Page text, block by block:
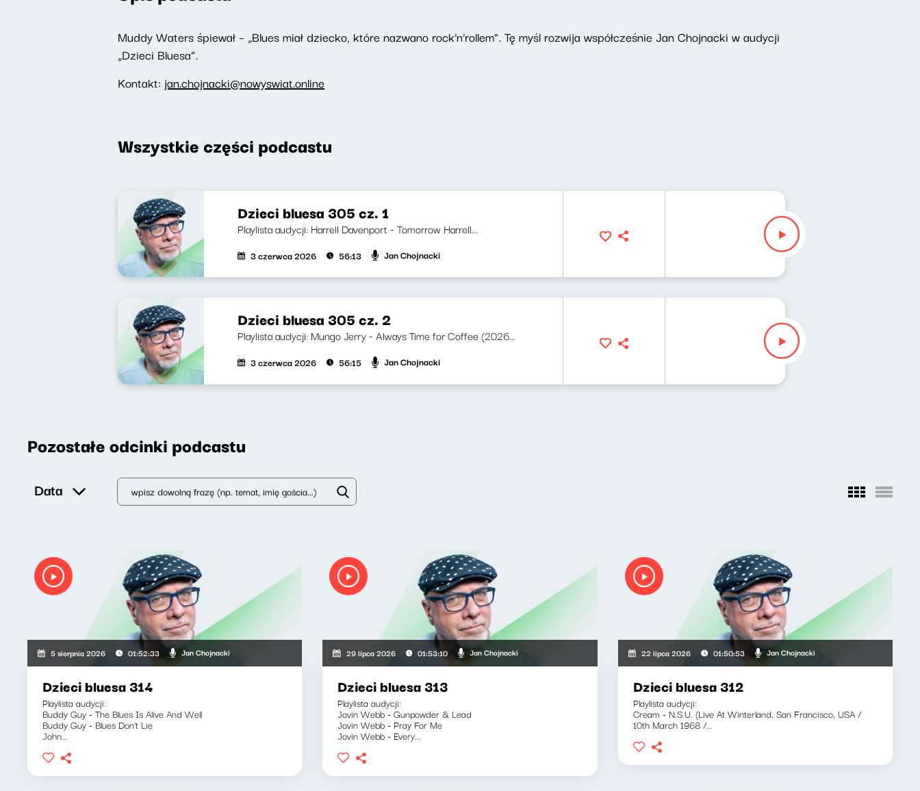
Muddy Waters śpiewał – „Blues miał dziecko, które nazwano rock’n’rollem”. Tę myśl rozwija współcześnie Jan Chojnacki w audycji
„Dzieci Bluesa”.
Kontakt: jan.chojnacki@nowyswiat.online
Wszystkie części podcastu
Dzieci bluesa 305 cz. 1
Playlista audycji: Harrell Davenport - Tomorrow Harrell...
3 czerwca 2026 56:13 Jan Chojnacki
Dzieci bluesa 305 cz. 2
Playlista audycji: Mungo Jerry - Always Time for Coffee (2026...
3 czerwca 2026 56:15 Jan Chojnacki
Pozostałe odcinki podcastu
Data
5 sierpnia 2026 01:52:33 Jan Chojnacki
Dzieci bluesa 314
Playlista audycji:
Buddy Guy - The Blues Is Alive And Well
Buddy Guy - Blues Don't Lie
John...
29 lipca 2026 01:53:10 Jan Chojnacki
Dzieci bluesa 313
Playlista audycji:
Jovin Webb - Gunpowder & Lead
Jovin Webb - Pray For Me
Jovin Webb - Every...
22 lipca 2026 01:50:53 Jan Chojnacki
Dzieci bluesa 312
Playlista audycji:
Cream - N.S.U. (Live At Winterland, San Francisco, USA /
10th March 1968 /...